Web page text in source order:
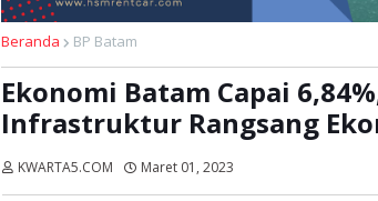
Beranda BP Batam
Ekonomi Batam Capai
Infrastruktur Rangsang
KWARTA5.COM Maret 01, 2023